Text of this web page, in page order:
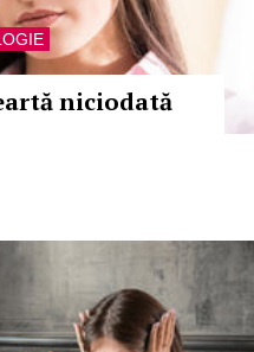
niciodată